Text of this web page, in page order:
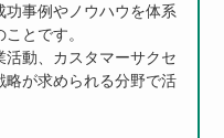
功事例やノウハウを体系
とです。
動、カスタマーサクセ
略が求められる分野で活